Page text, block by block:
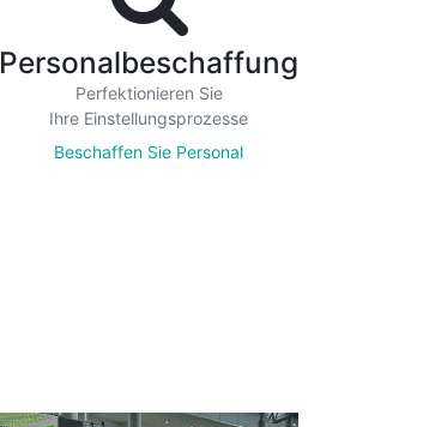
Personalbeschaffung
Perfektionieren Sie
Ihre Einstellungsprozesse
Beschaffen Sie Personal